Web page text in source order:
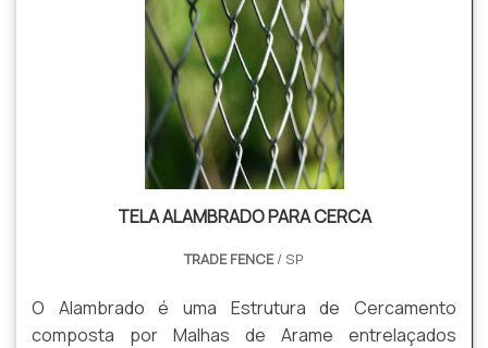
revestir o produto em uma camada de PVC, o que
TELA ALAMBRADO PARA CERCA
TRADE FENCE/ SP
O Alambrado é uma Estrutura de Cercamento
composta por Malhas de Arame entrelaçados